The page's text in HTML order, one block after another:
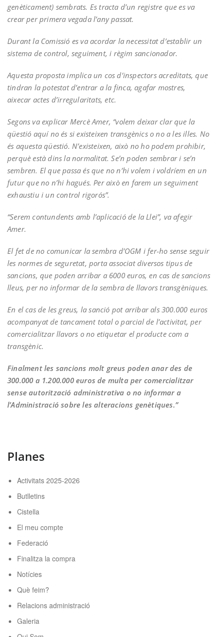
genèticament) sembrats. Es tracta d’un registre que es va
crear per primera vegada l’any passat.
Durant la Comissió es va acordar la necessitat d’establir un
sistema de control, seguiment, i règim sancionador.
Aquesta proposta implica un cos d’inspectors acreditats, que
tindran la potestat d’entrar a la finca, agafar mostres,
aixecar actes d’irregularitats, etc.
Segons va explicar Mercè Amer, “volem deixar clar que la
qüestió aquí no és si existeixen transgènics o no a les illes. No
és aquesta qüestió. N’existeixen, això no ho podem prohibir,
perquè està dins la normalitat. Se’n poden sembrar i se’n
sembren. El que passa és que no n’hi volem i voldríem en un
futur que no n’hi hagués. Per això en farem un seguiment
exhaustiu i un control rigorós”.
“Serem contundents amb l’aplicació de la Llei”, va afegir
Amer.
El fet de no comunicar la sembra d’OGM i fer-ho sense seguir
les normes de seguretat, porta associat diversos tipus de
sancions, que poden arribar a 6000 euros, en cas de sancions
lleus, per no informar de la sembra de llavors transgèniques.
En el cas de les greus, la sanció pot arribar als 300.000 euros
acompanyat de tancament total o parcial de l’activitat, per
comercialitzar llavors o no etiquetar el producte com a
transgènic.
Finalment les sancions molt greus poden anar des de
300.000 a 1.200.000 euros de multa per comercialitzar
sense autorització administrativa o no informar a
l’Administració sobre les alteracions genètiques.”
Planes
Activitats 2025-2026
Butlletins
Cistella
El meu compte
Federació
Finalitza la compra
Notícies
Què feim?
Relacions administració
Galeria